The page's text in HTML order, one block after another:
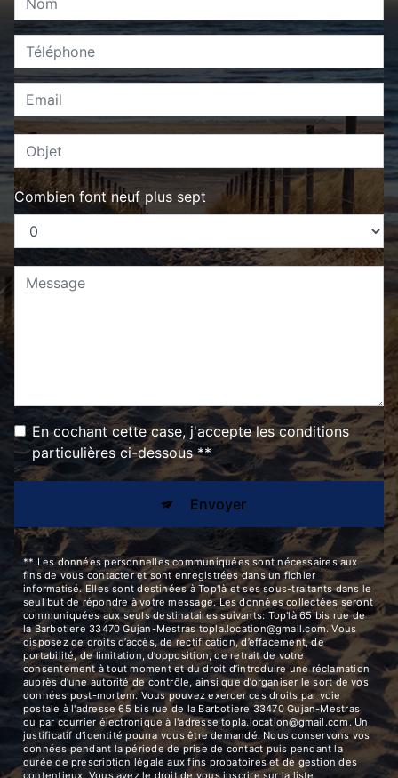
Combien font neuf plus sept
En cochant cette case, j'accepte les conditions
particulières ci-dessous **
Envoyer
** Les données personnelles communiquées sont nécessaires aux
fins de vous contacter et sont enregistrées dans un fichier
informatisé. Elles sont destinées à Top'là et ses sous-traitants dans le
seul but de répondre à votre message. Les données collectées seront
communiquées aux seuls destinataires suivants: Top'là 65 bis rue de
la Barbotiere 33470 Gujan-Mestras topla.location@gmail.com. Vous
disposez de droits d’accès, de rectification, d’effacement, de
portabilité, de limitation, d’opposition, de retrait de votre
consentement à tout moment et du droit d’introduire une réclamation
auprès d’une autorité de contrôle, ainsi que d’organiser le sort de vos
données post-mortem. Vous pouvez exercer ces droits par voie
postale à l'adresse 65 bis rue de la Barbotiere 33470 Gujan-Mestras
ou par courrier électronique à l'adresse topla.location@gmail.com. Un
justificatif d'identité pourra vous être demandé. Nous conservons vos
données pendant la période de prise de contact puis pendant la
durée de prescription légale aux fins probatoires et de gestion des